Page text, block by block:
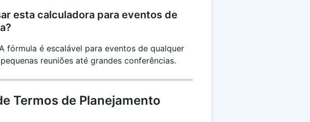
esta calculadora para eventos de
fórmula é escalável para eventos de qualquer
reuniões até grandes conferências.
Termos de Planejamento